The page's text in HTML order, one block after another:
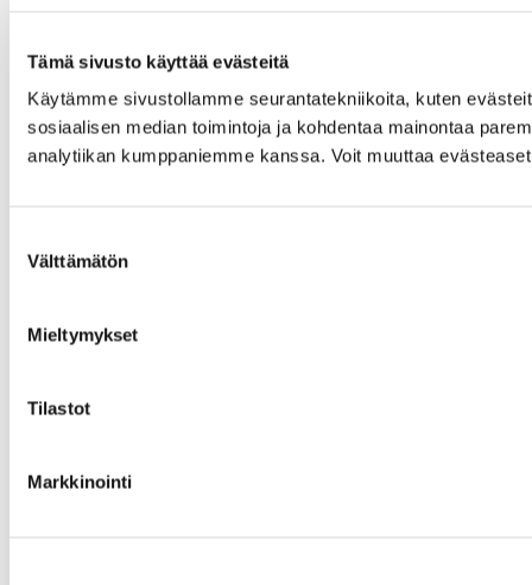
Tämä sivusto käyttää evästeitä
Käytämme sivustollamme seurantatekniikoita, kuten
sosiaalisen median toimintoja ja kohdentaa mainontaa
analytiikan kumppaniemme kanssa. Voit muuttaa
valinta
Välttämätön
Mieltymykset
Tilastot
Markkinointi